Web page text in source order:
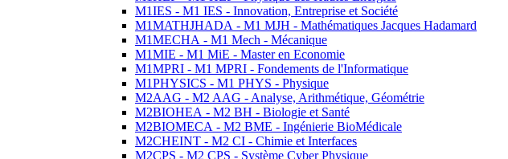
M1IES - M1 IES - Innovation, Entreprise et Société
M1MATHJHADA - M1 MJH - Mathématiques Jacques Hadamard
M1MECHA - M1 Mech - Mécanique
M1MIE - M1 MiE - Master en Economie
M1MPRI - M1 MPRI - Fondements de l'Informatique
M1PHYSICS - M1 PHYS - Physique
M2AAG - M2 AAG - Analyse, Arithmétique, Géométrie
M2BIOHEA - M2 BH - Biologie et Santé
M2BIOMECA - M2 BME - Ingénierie BioMédicale
M2CHEINT - M2 CI - Chimie et Interfaces
M2CPS - M2 CPS - Système Cyber Physique